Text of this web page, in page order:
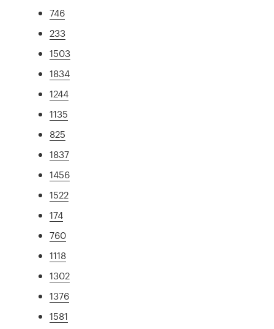
746
233
1503
1834
1244
1135
825
1837
1456
1522
174
760
1118
1302
1376
1581